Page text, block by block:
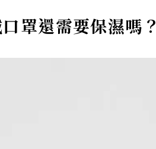
罩還需要保濕嗎？